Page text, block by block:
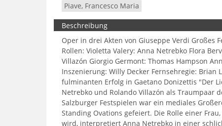
Piave, Francesco Maria
Beschreibung
Oper in drei Akten von Giuseppe Verdi Großes
Rollen: Violetta Valery: Anna Netrebko Flora
Villazón Giorgio Germont: Thomas Hampson
Inszenierung: Willy Decker Fernsehregie:
fulminanten Erfolg in Gaetano Donizettis "Der
Netrebko und Rolando Villazón als Traumpaar
Salzburger Festspielen war ein mediales
Standing Ovations gefeiert. Die Rolle einer
wird, interpretiert Anna Netrebko in einer